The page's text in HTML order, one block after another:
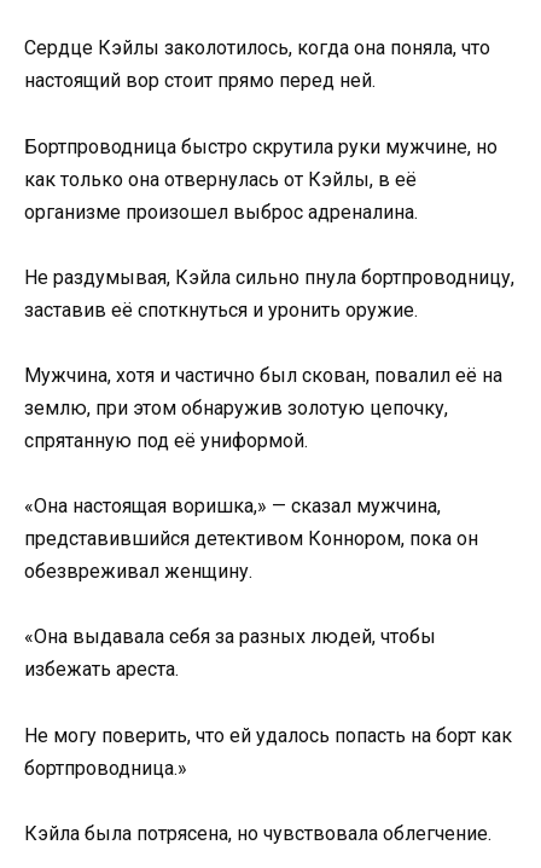
Сердце Кэйлы заколотилось, когда она поняла, что
настоящий вор стоит прямо перед ней.
Бортпроводница быстро скрутила руки мужчине, но
как только она отвернулась от Кэйлы, в её
организме произошел выброс адреналина.
Не раздумывая, Кэйла сильно пнула бортпроводницу,
заставив её споткнуться и уронить оружие.
Мужчина, хотя и частично был скован, повалил её на
землю, при этом обнаружив золотую цепочку,
спрятанную под её униформой.
«Она настоящая воришка,» — сказал мужчина,
представившийся детективом Коннором, пока он
обезвреживал женщину.
«Она выдавала себя за разных людей, чтобы
избежать ареста.
Не могу поверить, что ей удалось попасть на борт как
бортпроводница.»
Кэйла была потрясена, но чувствовала облегчение.